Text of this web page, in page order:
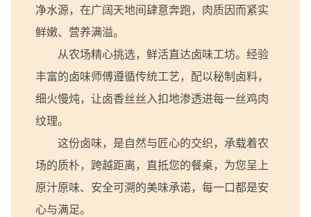
净水源，在广阔天地间肆意奔跑，肉质因而紧实
鲜嫩、营养满溢。
从农场精心挑选，鲜活直达卤味工坊。经验
丰富的卤味师傅遵循传统工艺，配以秘制卤料，
细火慢炖，让卤香丝丝入扣地渗透进每一丝鸡肉
纹理。
这份卤味，是自然与匠心的交织，承载着农
场的质朴，跨越距离，直抵您的餐桌，为您呈上
原汁原味、安全可溯的美味承诺，每一口都是安
心与满足。